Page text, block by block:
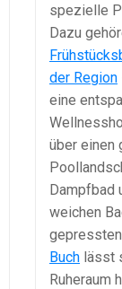
spezielle
Dazu
der Region
eine
über einen
Dampfbad
weichen
Buch lässt
Ruheraum